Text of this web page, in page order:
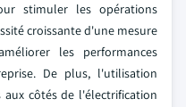
stimuler les opérations
croissante d'une mesure
les performances
De plus, l'utilisation
côtés de l'électrification